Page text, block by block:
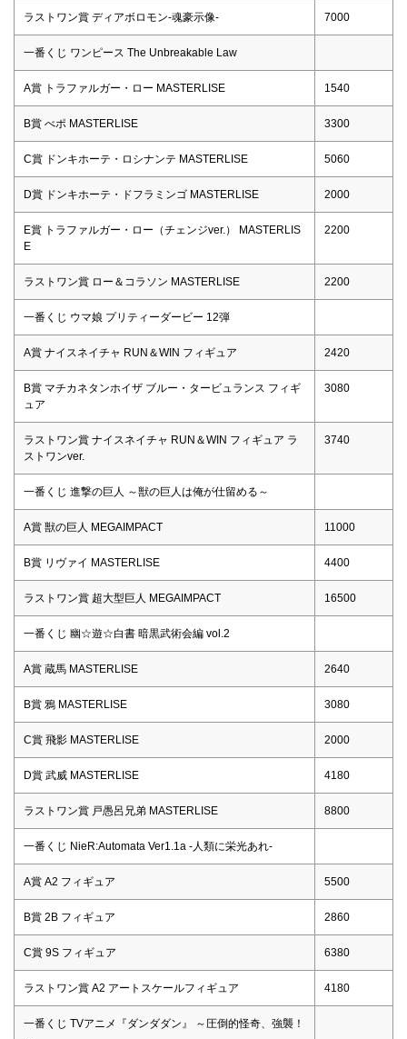
ラストワン賞 ディアボロモン-魂豪示像- 7000
一番くじ ワンピース The Unbreakable Law
A賞 トラファルガー・ロー MASTERLISE 1540
B賞 べポ MASTERLISE 3300
C賞 ドンキホーテ・ロシナンテ MASTERLISE 5060
D賞 ドンキホーテ・ドフラミンゴ MASTERLISE 2000
E賞 トラファルガー・ロー（チェンジver.） MASTERLIS
E
2200
ラストワン賞 ロー＆コラソン MASTERLISE 2200
一番くじ ウマ娘 プリティーダービー 12弾
A賞 ナイスネイチャ RUN＆WIN フィギュア 2420
B賞 マチカネタンホイザ ブルー・タービュランス フィギ
ュア
3080
ラストワン賞 ナイスネイチャ RUN＆WIN フィギュア ラ
ストワンver.
3740
一番くじ 進撃の巨人 ～獣の巨人は俺が仕留める～
A賞 獣の巨人 MEGAIMPACT 11000
B賞 リヴァイ MASTERLISE 4400
ラストワン賞 超大型巨人 MEGAIMPACT 16500
一番くじ 幽☆遊☆白書 暗黒武術会編 vol.2
A賞 蔵馬 MASTERLISE 2640
B賞 鴉 MASTERLISE 3080
C賞 飛影 MASTERLISE 2000
D賞 武威 MASTERLISE 4180
ラストワン賞 戸愚呂兄弟 MASTERLISE 8800
一番くじ NieR:Automata Ver1.1a -人類に栄光あれ-
A賞 A2 フィギュア 5500
B賞 2B フィギュア 2860
C賞 9S フィギュア 6380
ラストワン賞 A2 アートスケールフィギュア 4180
一番くじ TVアニメ『ダンダダン』 ～圧倒的怪奇、強襲！